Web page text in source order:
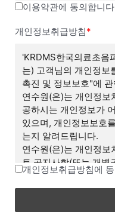
제 2 조 (이용약관의
라 합니다)에서 온라인
정된 약관은 온라인에
이용자의 권리 또는 의
에 공지합니다.
(2) 연수원은 합리적인
을 변경할 수 있으며,
에 공시합니다.
(3) 이 약관에 동의하는
약관의 변경사항을 확
변경된 약관에 대한 정
(4) 회원은 변경된 약
(해지)를 요청할 수 있
이용약관에 동의합니
개인정보취급방침*
'KRDMS한국의료초음
는) 고객님의 개인정보
촉진 및 정보보호"에
연수원(은)는 개인정보
공하시는 개인정보가
있으며, 개인정보보호
는지 알려드립니다.
연수원(은)는 개인정보
트 공지사항(또는 개별
■ 개인정보의 처리
연수원(은)는 수집한
리 및 활용합니다.
개인정보취급방침에